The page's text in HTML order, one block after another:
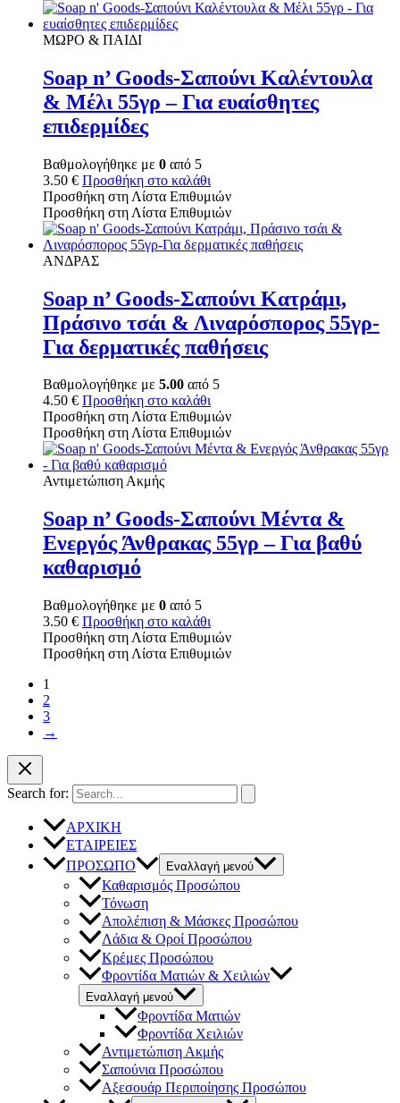
ΜΩΡΟ & ΠΑΙΔΙ
Soap n’ Goods-Σαπούνι Καλέντουλα
& Μέλι 55γρ – Για ευαίσθητες
επιδερμίδες
Βαθμολογήθηκε με 0 από 5
3.50 € Προσθήκη στο καλάθι
Προσθήκη στη Λίστα Επιθυμιών
Προσθήκη στη Λίστα Επιθυμιών
ΑΝΔΡΑΣ
Soap n’ Goods-Σαπούνι Κατράμι,
Πράσινο τσάι & Λιναρόσπορος 55γρ-
Για δερματικές παθήσεις
Βαθμολογήθηκε με 5.00 από 5
4.50 € Προσθήκη στο καλάθι
Προσθήκη στη Λίστα Επιθυμιών
Προσθήκη στη Λίστα Επιθυμιών
Αντιμετώπιση Ακμής
Soap n’ Goods-Σαπούνι Μέντα &
Ενεργός Άνθρακας 55γρ – Για βαθύ
καθαρισμό
Βαθμολογήθηκε με 0 από 5
3.50 € Προσθήκη στο καλάθι
Προσθήκη στη Λίστα Επιθυμιών
Προσθήκη στη Λίστα Επιθυμιών
1
2
3
→
Search for:
ΑΡΧΙΚΗ
ΕΤΑΙΡΕΙΕΣ
ΠΡΟΣΩΠΟ
Εναλλαγή μενού
Καθαρισμός Προσώπου
Τόνωση
Απολέπιση & Μάσκες Προσώπου
Λάδια & Οροί Προσώπου
Κρέμες Προσώπου
Φροντίδα Ματιών & Χειλιών
Εναλλαγή μενού
Φροντίδα Ματιών
Φροντίδα Χειλιών
Αντιμετώπιση Ακμής
Σαπούνια Προσώπου
Αξεσουάρ Περιποίησης Προσώπου